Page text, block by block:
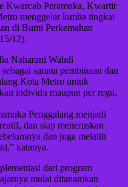
Peramuka, Kwartir
menggelar lomba tingkat
di Bumi Perkemahan
12).
Naharani Wahdi
sarana pembinaan dan
Kota Metro untuk
individu maupun per regu.
Penggalang menjadi
dan siap meneruskan
dan juga melatih
katanya.
dari program
mulai ditanamkan